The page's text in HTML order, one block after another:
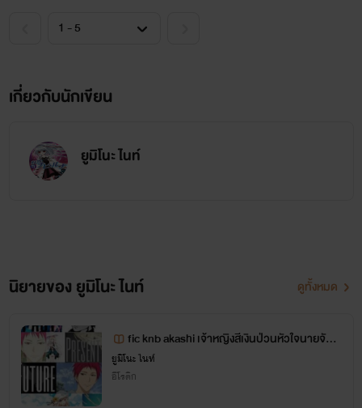
อย่างดีโน่ เธอจะทำยังไงถึงจะสะบัดดีโน่ออกไปจากชีวิตได้ก่อนที่
''นายนี่เป็นมนุษย์ที่แปลกจริงๆ...แต่ฉันไม่ได้รักนายและไม่
เกี่ยวกับนักเขียน
ยูมิโนะ ไนท์
นิยายของ ยูมิโนะ ไนท์ ดูทั้งหมด
fic knb akashi เจ้าหญิงสีเงินป่วนหัวใจนายจักร
พรรดิ์
ยูมิโนะ ไนท์
อีโรติก